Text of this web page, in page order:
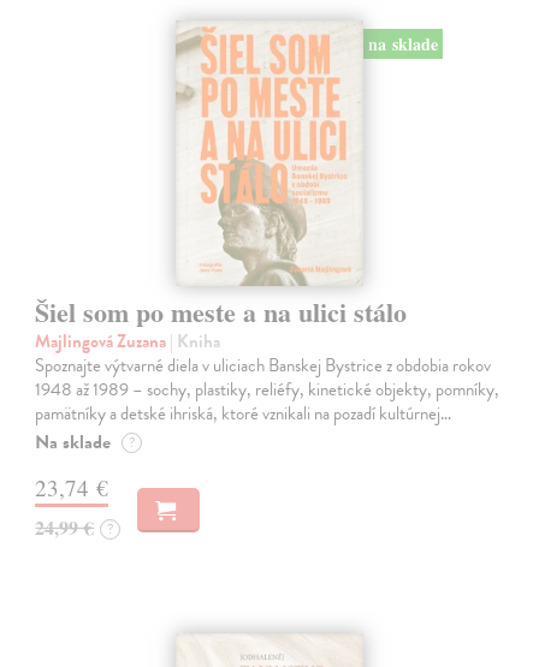
na sklade
Šiel som po meste a na ulici stálo
Majlingová Zuzana| Kniha
Spoznajte výtvarné diela v uliciach Banskej Bystrice z obdobia rokov
1948 až 1989 – sochy, plastiky, reliéfy, kinetické objekty, pomníky,
pamätníky a detské ihriská, ktoré vznikali na pozadí kultúrnej…
Na sklade ?
23,74 €
24,99 € ?